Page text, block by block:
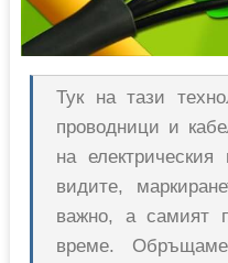
Тук на тази
проводници и
на
видите,
важно, а самият
време.